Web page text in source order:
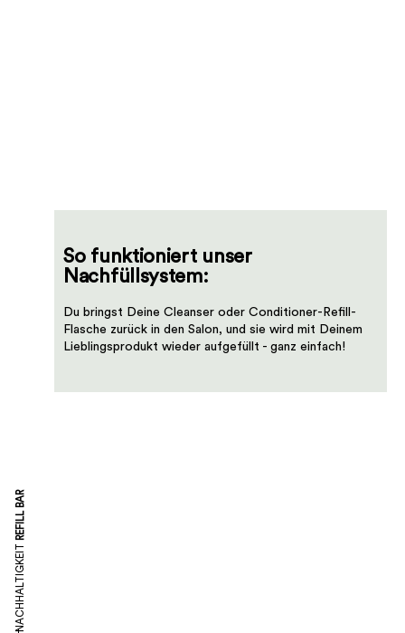
So funktioniert unser
Nachfüllsystem:
Du bringst Deine Cleanser oder Conditioner-Refill-
Flasche zurück in den Salon, und sie wird mit Deinem
Lieblingsprodukt wieder aufgefüllt - ganz einfach!
NACHHALTIGKEIT
REFILL BAR